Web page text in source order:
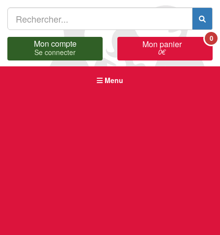
Mon compte
Se connecter
Mon panier
0€
0
Menu